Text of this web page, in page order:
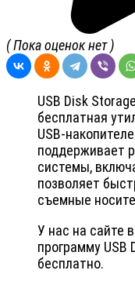
( Пока оценок нет )
USB Disk
бесплатная
USB-
поддерживает
системы,
позволяет
съемные
У нас на сайте
программу USB
бесплатно.